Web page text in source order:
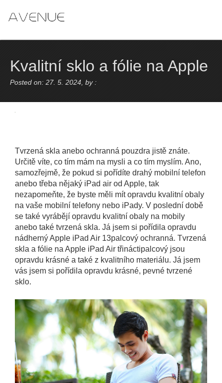
Kvalitní sklo a fólie na Apple
Posted on: 27. 5. 2024, by :
Tvrzená skla anebo ochranná pouzdra jistě znáte.
Určitě víte, co tím mám na mysli a co tím myslím. Ano,
samozřejmě, že pokud si pořídíte drahý mobilní telefon
anebo třeba nějaký iPad air od Apple, tak
nezapomeňte, že byste měli mít opravdu kvalitní obaly
na vaše mobilní telefony nebo iPady. V poslední době
se také vyrábějí opravdu kvalitní obaly na mobily
anebo také tvrzená skla. Já jsem si pořídila opravdu
nádherný Apple iPad Air 13palcový ochranná. Tvrzená
skla a fólie na Apple iPad Air třináctipalcový jsou
opravdu krásné a také z kvalitního materiálu. Já jsem
vás jsem si pořídila opravdu krásné, pevné tvrzené
sklo.